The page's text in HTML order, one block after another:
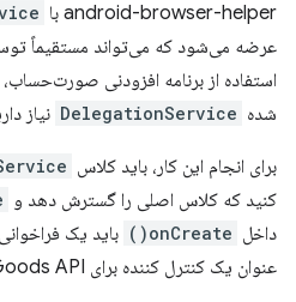
android-browser-helper با
عرضه می‌شود که می‌تواند مستقیماً
استفاده از برنامه افزودنی
شده DelegationService نیاز
برای انجام این کار، باید کلاس
کنید که کلاس اصلی را گسترش دهد و
داخل onCreate()
باید یک
عنوان یک کنترل کننده برای Digital Goods API ثبت کند: